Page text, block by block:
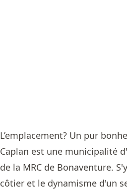
L’emplacement? Un pur
Caplan est une municipalité
de la MRC de Bonaventure.
côtier et le dynamisme d'un